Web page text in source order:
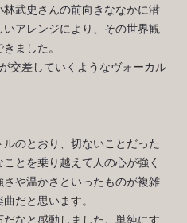
武史さんの前向きななかに潜
アレンジにより、その世界観
ました。
交差していくようなヴォーカル
ルのとおり、切ないことだった
とを乗り越えて人の心が強く
や温かさといったものが複雑
だと思います。
なと感動しました。単純にす